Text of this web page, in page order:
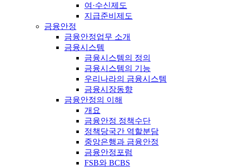
여·수신제도
지급준비제도
금융안정
금융안정업무 소개
금융시스템
금융시스템의 정의
금융시스템의 기능
우리나라의 금융시스템
금융시장동향
금융안정의 이해
개요
금융안정 정책수단
정책당국간 역할분담
중앙은행과 금융안정
금융안정포럼
FSB와 BCBS